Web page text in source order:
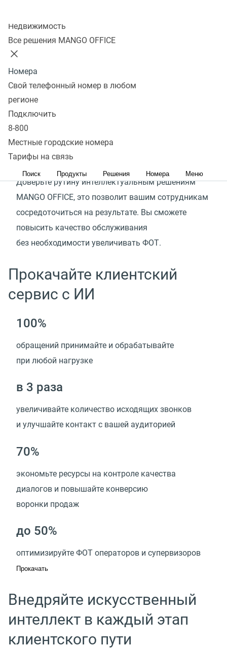
Недвижимость
Все решения MANGO OFFICE
Номера
Свой телефонный номер в любом
регионе
Подключить
8-800
Местные городские номера
Тарифы на связь
Поиск Продукты Решения Номера Меню
97%
рутинных задач в обслуживании клиентов можно
делегировать искусственному интеллекту
В коммуникации компании с клиентами очень
много рутины: повторяющиеся диалоги, ручная
прослушка разговоров, большое количество
исходящих звонков с одинаковым сообщением
ваших сотрудников — самого ценного ресурса
Доверьте рутину интеллектуальным решениям
MANGO OFFICE, это позволит вашим сотрудникам
сосредоточиться на результате. Вы сможете
повысить качество обслуживания
без необходимости увеличивать ФОТ.
Прокачайте клиентский
сервис с ИИ
100%
обращений принимайте и обрабатывайте
при любой нагрузке
в 3 раза
увеличивайте количество исходящих звонков
и улучшайте контакт с вашей аудиторией
70%
экономьте ресурсы на контроле качества
диалогов и повышайте конверсию
воронки продаж
до 50%
оптимизируйте ФОТ операторов и супервизоров
Прокачать
Внедряйте искусственный
интеллект в каждый этап
клиентского пути